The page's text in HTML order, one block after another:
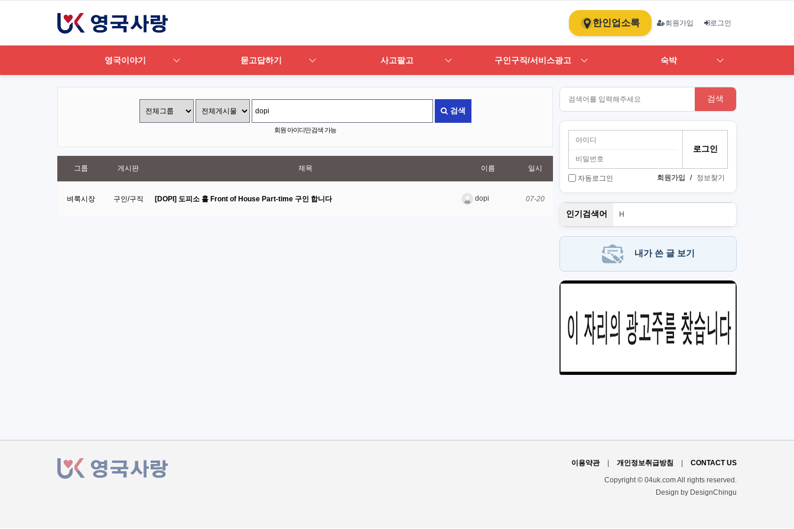
한인업소록 회원가입 로그인
영국이야기 묻고답하기 사고팔고 구인구직/서비스광고 숙박
검색
회원 아이디만 검색 가능
그룹 게시판 제목 이름 일시
벼룩시장 구인/구직 [DOPI] 도피소 홀 Front of House Part-time 구인 합니다 dopi 07-20
검색
자동로그인 회원가입 / 정보찾기
인기검색어
PT
H
스
뉴몰
art
내가 쓴 글 보기
이용약관 | 개인정보취급방침 | CONTACT US
Copyright © 04uk.com All rights reserved.
Design by DesignChingu